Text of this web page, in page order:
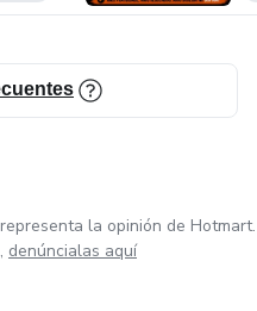
la opinión de Hotmart.
denúncialas aquí